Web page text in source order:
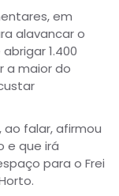
em
alavancar o
1.400
a maior do
ao falar, afirmou
e que irá
para o Frei